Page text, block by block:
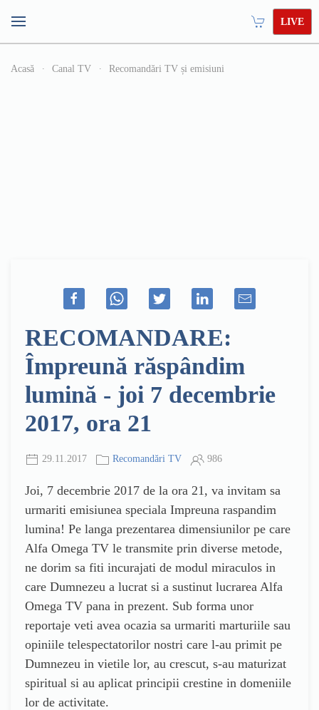
LIVE
Acasă Canal TV Recomandări TV și emisiuni
RECOMANDARE:
Împreună răspândim
lumină - joi 7 decembrie
2017, ora 21
29.11.2017 Recomandări TV 986
Joi, 7 decembrie 2017 de la ora 21, va invitam sa
urmariti emisiunea speciala Impreuna raspandim
lumina! Pe langa prezentarea dimensiunilor pe care
Alfa Omega TV le transmite prin diverse metode,
ne dorim sa fiti incurajati de modul miraculos in
care Dumnezeu a lucrat si a sustinut lucrarea Alfa
Omega TV pana in prezent. Sub forma unor
reportaje veti avea ocazia sa urmariti marturiile sau
opiniile telespectatorilor nostri care l-au primit pe
Dumnezeu in vietile lor, au crescut, s-au maturizat
spiritual si au aplicat principii crestine in domeniile
lor de activitate.